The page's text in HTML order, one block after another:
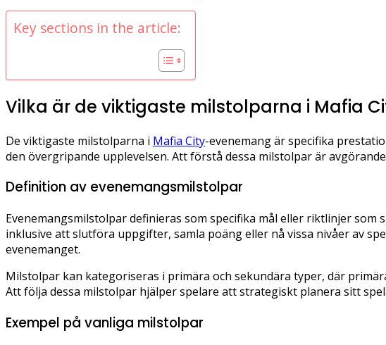
Key sections in the article:
Vilka är de viktigaste milstolparna i Mafia
De viktigaste milstolparna i Mafia City-evenemang är specifika
den övergripande upplevelsen. Att förstå dessa milstolpar är
Definition av evenemangsmilstolpar
Evenemangsmilstolpar definieras som specifika mål eller riktlinjer
inklusive att slutföra uppgifter, samla poäng eller nå vissa nivåer av
evenemanget.
Milstolpar kan kategoriseras i primära och sekundära typer, där
Att följa dessa milstolpar hjälper spelare att strategiskt planera sitt
Exempel på vanliga milstolpar